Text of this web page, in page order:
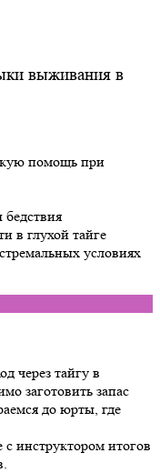
выживания в
помощь при
бедствия
в глухой тайге
условиях
через тайгу в
заготовить запас
до юрты, где
инструктором итогов